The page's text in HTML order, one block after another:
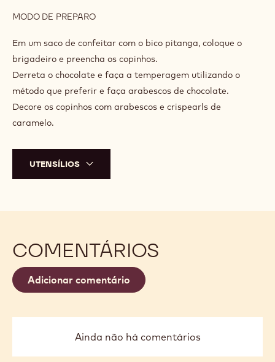
MODO DE PREPARO
Em um saco de confeitar com o bico pitanga, coloque o
brigadeiro e preencha os copinhos.
Derreta o chocolate e faça a temperagem utilizando o
método que preferir e faça arabescos de chocolate.
Decore os copinhos com arabescos e crispearls de
caramelo.
UTENSÍLIOS
COMENTÁRIOS
Adicionar comentário
Ainda não há comentários